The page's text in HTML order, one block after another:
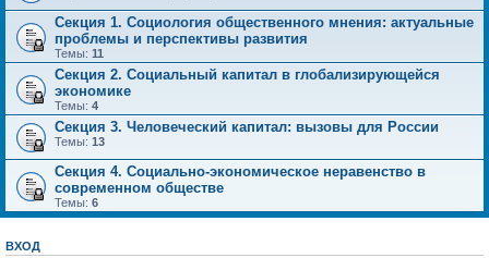
Секция 1. Социология общественного мнения: актуальные
проблемы и перспективы развития
Темы: 11
Секция 2. Социальный капитал в глобализирующейся
экономике
Темы: 4
Секция 3. Человеческий капитал: вызовы для России
Темы: 13
Секция 4. Социально-экономическое неравенство в
современном обществе
Темы: 6
ВХОД